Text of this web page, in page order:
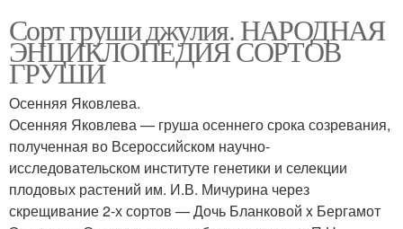
Сорт груши джулия. НАРОДНАЯ
ЭНЦИКЛОПЕДИЯ СОРТОВ
ГРУШИ
Осенняя Яковлева.
Осенняя Яковлева — груша осеннего срока созревания,
полученная во Всероссийском научно-
исследовательском институте генетики и селекции
плодовых растений им. И.В. Мичурина через
скрещивание 2-х сортов — Дочь Бланковой x Бергамот